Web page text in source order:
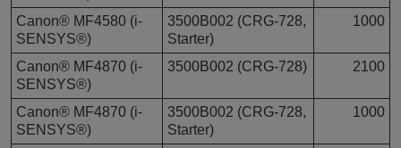
Canon® MF4580 (i-
SENSYS®)
3500B002 (CRG-728,
Starter)
1000
Canon® MF4870 (i-
SENSYS®)
3500B002 (CRG-728) 2100
Canon® MF4870 (i-
SENSYS®)
3500B002 (CRG-728,
Starter)
1000